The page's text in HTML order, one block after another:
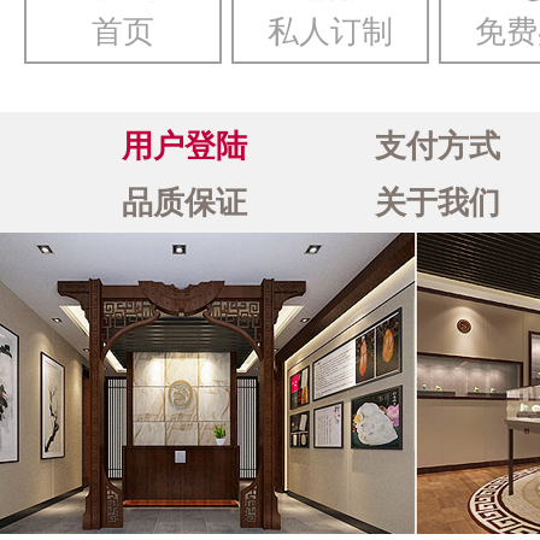
首页 私人订制 免
用户登陆
支付方式
品质保证
关于我们